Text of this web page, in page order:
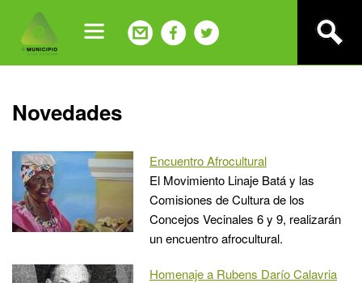
navigation
Back
to
Novedades
Encuentro Afrocultural
El Movimiento Linaje Batá y las
Comisiones de Cultura de los
Concejos Vecinales 6 y 9, realizarán
un encuentro afrocultural.
Homenaje a Rubens Darío Calavria